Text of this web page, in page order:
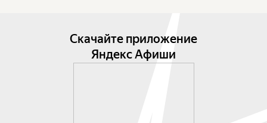
Скачайте приложение
Яндекс Афиши